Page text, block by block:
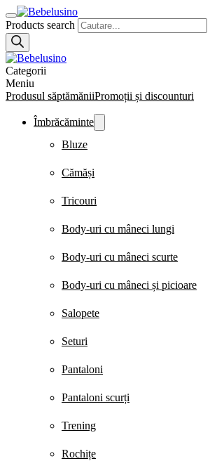
Products search
Categorii
Meniu
Produsul săptămăniiPromoții și discounturi
Îmbrăcăminte
Bluze
Cămăși
Tricouri
Body-uri cu mâneci lungi
Body-uri cu mâneci scurte
Body-uri cu mâneci și picioare
Salopete
Seturi
Pantaloni
Pantaloni scurți
Trening
Rochițe